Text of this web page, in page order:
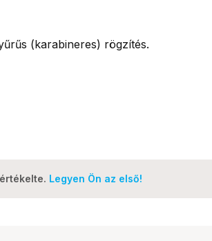
(karabineres) rögzítés.
Legyen Ön az első!